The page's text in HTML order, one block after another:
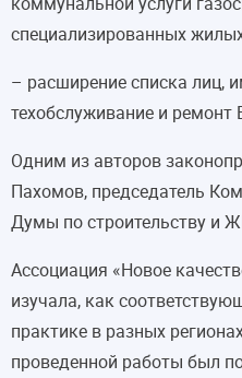
специализированных
– расширение списка лиц,
техобслуживание и
Одним из авторов
Пахомов, председатель
Думы по строительству и
Ассоциация «Новое
изучала, как
практике в разных
проведенной работы был